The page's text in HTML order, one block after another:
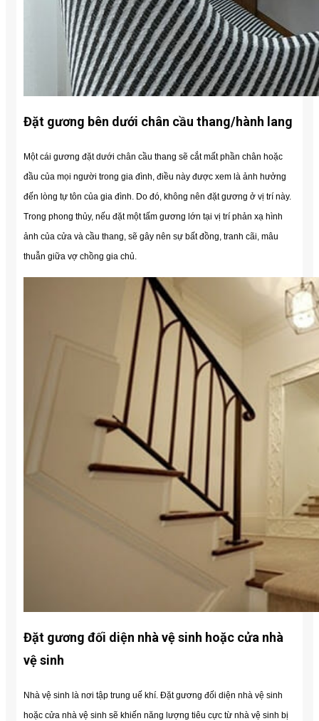
Đặt gương bên dưới chân cầu thang/hành lang
Một cái gương đặt dưới chân cầu thang sẽ cắt mất phần chân hoặc
đầu của mọi người trong gia đình, điều này được xem là ảnh hưởng
đến lòng tự tôn của gia đình. Do đó, không nên đặt gương ở vị trí này.
Trong phong thủy, nếu đặt một tấm gương lớn tại vị trí phản xạ hình
ảnh của cửa và cầu thang, sẽ gây nên sự bất đồng, tranh cãi, mâu
thuẫn giữa vợ chồng gia chủ.
Đặt gương đối diện nhà vệ sinh hoặc cửa nhà
vệ sinh
Nhà vệ sinh là nơi tập trung uế khí. Đặt gương đối diện nhà vệ sinh
hoặc cửa nhà vệ sinh sẽ khiến năng lượng tiêu cực từ nhà vệ sinh bị